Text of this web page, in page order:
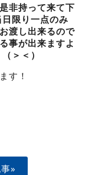
非持って来て下
日限り一点のみ
渡し出来るので
事が出来ますよ
＞＜）
す！
»